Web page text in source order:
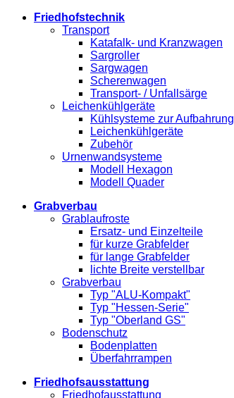
Friedhofstechnik
Transport
Katafalk- und Kranzwagen
Sargroller
Sargwagen
Scherenwagen
Transport- / Unfallsärge
Leichenkühlgeräte
Kühlsysteme zur Aufbahrung
Leichenkühlgeräte
Zubehör
Urnenwandsysteme
Modell Hexagon
Modell Quader
Grabverbau
Grablaufroste
Ersatz- und Einzelteile
für kurze Grabfelder
für lange Grabfelder
lichte Breite verstellbar
Grabverbau
Typ "ALU-Kompakt"
Typ "Hessen-Serie"
Typ "Oberland GS"
Bodenschutz
Bodenplatten
Überfahrrampen
Friedhofsausstattung
Friedhofausstattung